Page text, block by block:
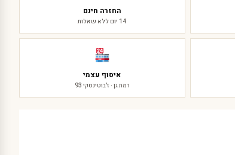
החזרה חינם
14 יום ללא שאלות
איסוף עצמי
רמת גן · ז'בוטינסקי 93